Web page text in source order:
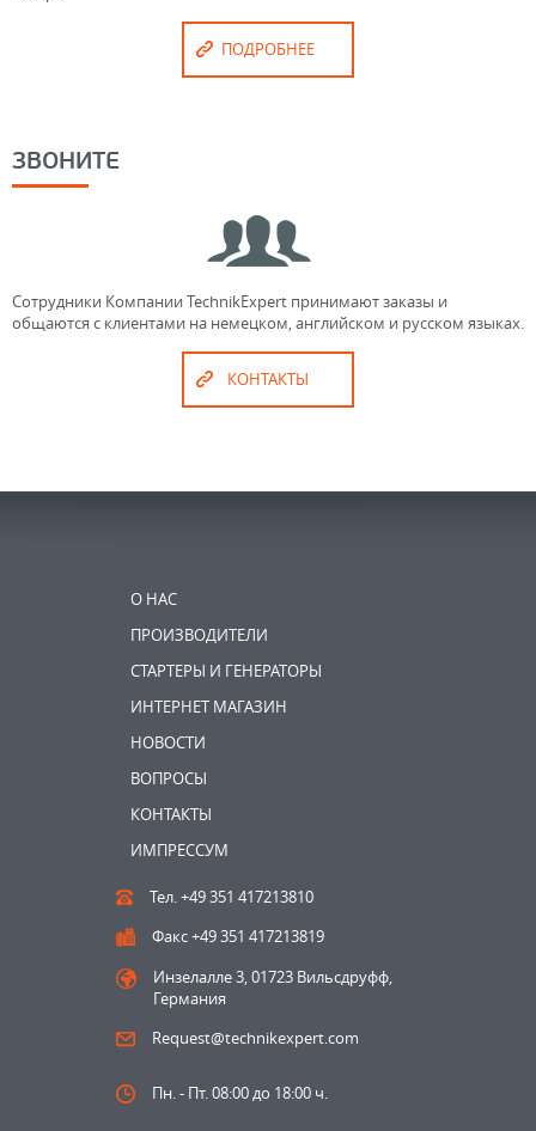
ПОДРОБНЕЕ
ЗВОНИТЕ
Сотрудники Компании TechnikExpert принимают заказы и
общаются с клиентами на немецком, английском и русском языках.
КОНТАКТЫ
О НАС
ПРОИЗВОДИТЕЛИ
СТАРТЕРЫ И ГЕНЕРАТОРЫ
ИНТЕРНЕТ МАГАЗИН
НОВОСТИ
ВОПРОСЫ
КОНТАКТЫ
ИМПРЕССУМ
Тел. +49 351 417213810
Факс +49 351 417213819
Инзелалле 3, 01723 Вильсдруфф,
Германия
Request@technikexpert.com
Пн. - Пт. 08:00 до 18:00 ч.